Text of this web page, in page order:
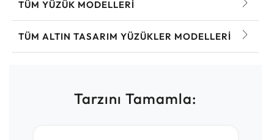
TÜM YÜZÜK MODELLERI
TÜM ALTIN TASARIM YÜZÜKLER MODELLERI
Tarzını Tamamla: